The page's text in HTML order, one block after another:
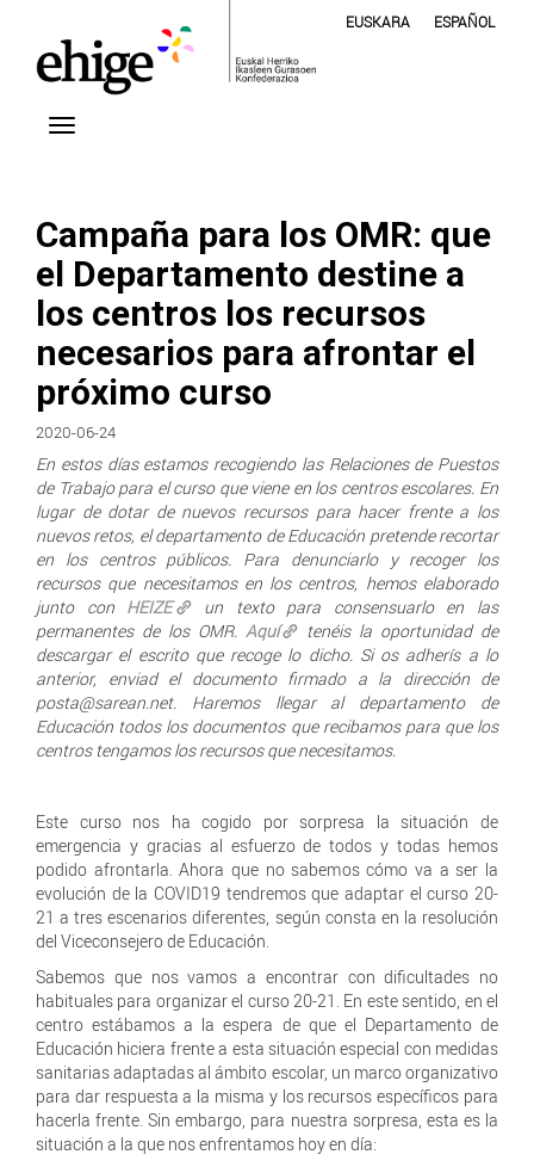
EUSKARA ESPAÑOL
Campaña para los OMR: que
el Departamento destine a
los centros los recursos
necesarios para afrontar el
próximo curso
2020-06-24
En estos días estamos recogiendo las Relaciones de Puestos
de Trabajo para el curso que viene en los centros escolares. En
lugar de dotar de nuevos recursos para hacer frente a los
nuevos retos, el departamento de Educación pretende recortar
en los centros públicos. Para denunciarlo y recoger los
recursos que necesitamos en los centros, hemos elaborado
junto con HEIZE
un texto para consensuarlo en las
permanentes de los OMR. Aquí
tenéis la oportunidad de
descargar el escrito que recoge lo dicho. Si os adherís a lo
anterior, enviad el documento firmado a la dirección de
posta@sarean.net. Haremos llegar al departamento de
Educación todos los documentos que recibamos para que los
centros tengamos los recursos que necesitamos.
Este curso nos ha cogido por sorpresa la situación de
emergencia y gracias al esfuerzo de todos y todas hemos
podido afrontarla. Ahora que no sabemos cómo va a ser la
evolución de la COVID19 tendremos que adaptar el curso 20-
21 a tres escenarios diferentes, según consta en la resolución
del Viceconsejero de Educación.
Sabemos que nos vamos a encontrar con dificultades no
habituales para organizar el curso 20-21. En este sentido, en el
centro estábamos a la espera de que el Departamento de
Educación hiciera frente a esta situación especial con medidas
sanitarias adaptadas al ámbito escolar, un marco organizativo
para dar respuesta a la misma y los recursos específicos para
hacerla frente. Sin embargo, para nuestra sorpresa, esta es la
situación a la que nos enfrentamos hoy en día: